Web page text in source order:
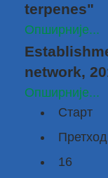
terpenes"
Опширније...
network,
Опширније...
Старт
16